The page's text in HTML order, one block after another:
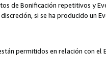
de Bonificación repetitivos y
si se ha producido un
permitidos en relación con el